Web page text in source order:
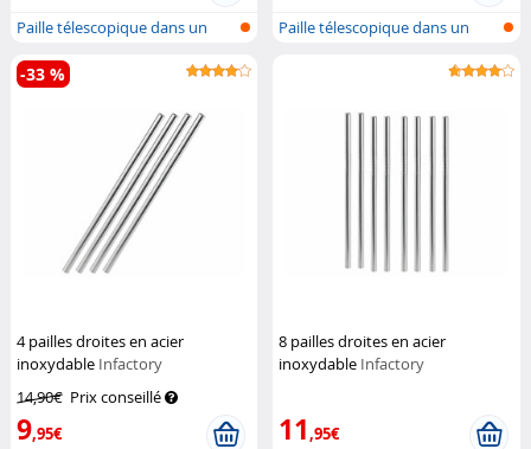
Paille télescopique dans un
boîtier...
Paille télescopique dans un
4 pailles droites en acier
inoxydable Infactory
14,90€ Prix conseillé
9,95€
-33 %
8 pailles droites en acier
inoxydable Infactory
11,95€